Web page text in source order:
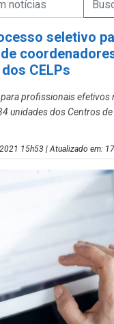
seletivo
CELPs
profissionais efetivos
unidades dos Centros
15h53 | Atualizado em: